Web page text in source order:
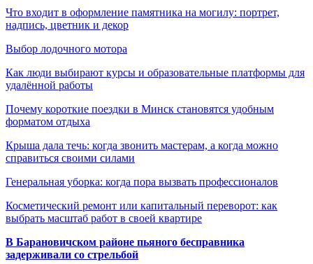
Что входит в оформление памятника на могилу: портрет,
надпись, цветник и декор
Выбор лодочного мотора
Как люди выбирают курсы и образовательные платформы для
удалённой работы
Почему короткие поездки в Минск становятся удобным
форматом отдыха
Крыша дала течь: когда звонить мастерам, а когда можно
справиться своими силами
Генеральная уборка: когда пора вызвать профессионалов
Косметический ремонт или капитальный переворот: как
выбрать масштаб работ в своей квартире
В Барановичском районе пьяного бесправника
задерживали со стрельбой